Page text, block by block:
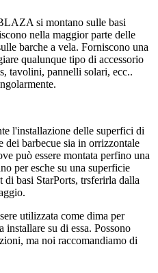
si montano sulle basi
nella maggior parte delle
barche a vela. Forniscono una
qualunque tipo di accessorio
tavolini, pannelli solari, ecc..
l'installazione delle superfici di
dei barbecue sia in orrizzontale
può essere montata perfino una
per esche su una superficie
di basi StarPorts, trsferirla dalla
utilizzata come dima per
su di essa. Possono
ma noi raccomandiamo di